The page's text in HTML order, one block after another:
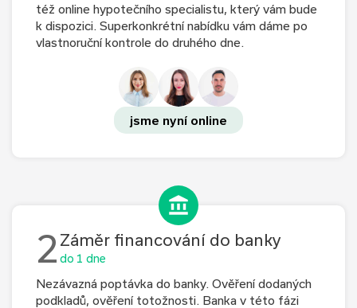
též online hypotečního specialistu, který vám bude
k dispozici. Superkonkrétní nabídku vám dáme po
vlastnoruční kontrole do druhého dne.
jsme nyní online
2 Záměr financování do banky
do 1 dne
Nezávazná poptávka do banky. Ověření dodaných
podkladů, ověření totožnosti. Banka v této fázi